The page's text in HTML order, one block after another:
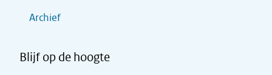
Archief
Blijf op de hoogte